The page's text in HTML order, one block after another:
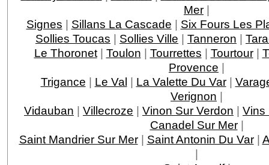
Mer |
Signes | Sillans La Cascade | Six Fours Les
Sollies Toucas | Sollies Ville | Tanneron |
Le Thoronet| Toulon | Tourrettes | Tourtour|
Provence |
Trigance | Le Val | La Valette Du Var|
Verignon |
Vidauban | Villecroze | Vinon Sur Verdon | Vins
Canadel Sur Mer|
Saint Mandrier Sur Mer| Saint Antonin Du Var|
|